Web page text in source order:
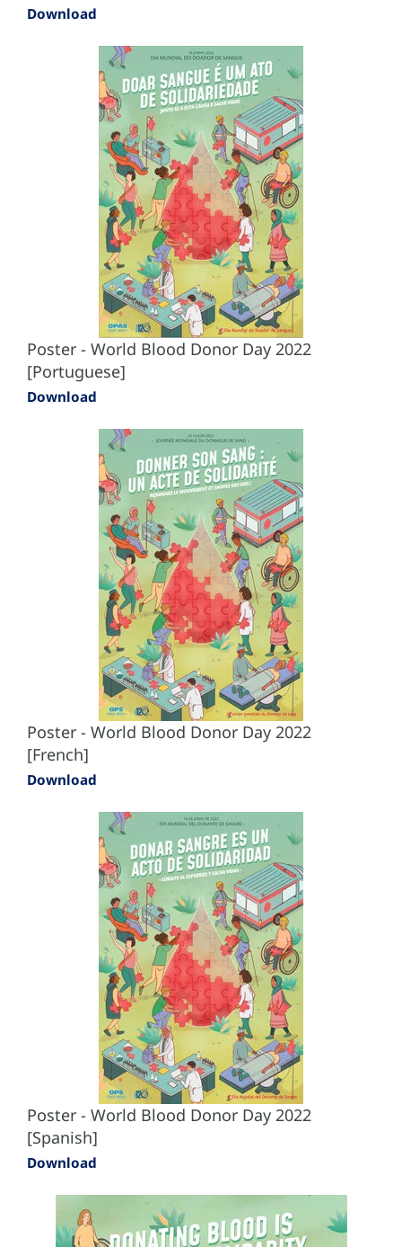
Download
Poster - World Blood Donor Day 2022
[Portuguese]
Download
Poster - World Blood Donor Day 2022
[French]
Download
Poster - World Blood Donor Day 2022
[Spanish]
Download